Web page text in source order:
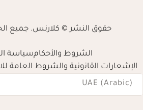
حقوق النشر © كلارنس. جميع
الشروط والأحكامسياسة
الإشعارات القانونية والشروط العامة
UAE (Arabic)